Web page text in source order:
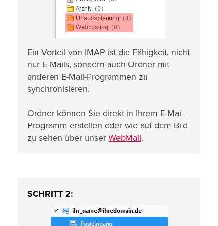
Ein Vorteil von IMAP ist die Fähigkeit, nicht
nur E-Mails, sondern auch Ordner mit
anderen E-Mail-Programmen zu
synchronisieren.
Ordner können Sie direkt in Ihrem E-Mail-
Programm erstellen oder wie auf dem Bild
zu sehen über unser WebMail.
SCHRITT 2: